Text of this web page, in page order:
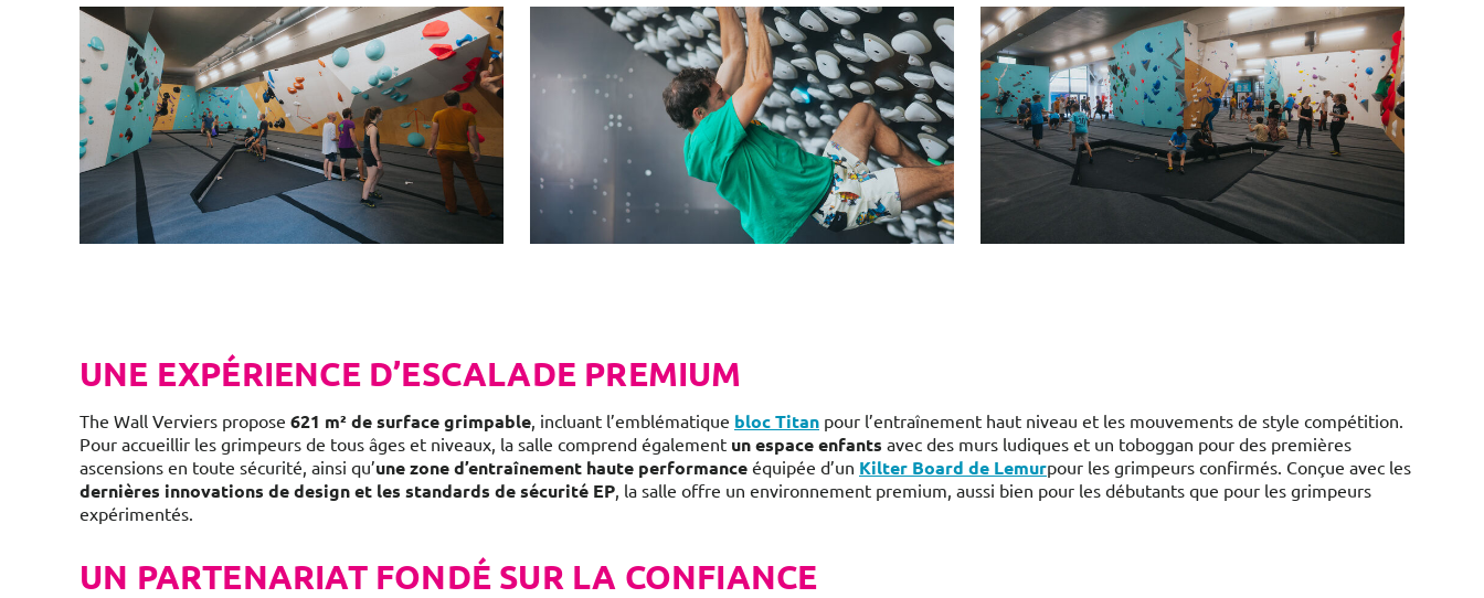
UNE EXPÉRIENCE D’ESCALADE PREMIUM
The Wall Verviers propose 621 m² de surface grimpable, incluant l’emblématique bloc Titan pour l’entraînement haut niveau et les mouvements de style compétition.
Pour accueillir les grimpeurs de tous âges et niveaux, la salle comprend également un espace enfants avec des murs ludiques et un toboggan pour des premières
ascensions en toute sécurité, ainsi qu’une zone d’entraînement haute performance équipée d’un Kilter Board de Lemurpour les grimpeurs confirmés. Conçue avec les
dernières innovations de design et les standards de sécurité EP, la salle offre un environnement premium, aussi bien pour les débutants que pour les grimpeurs
expérimentés.
UN PARTENARIAT FONDÉ SUR LA CONFIANCE